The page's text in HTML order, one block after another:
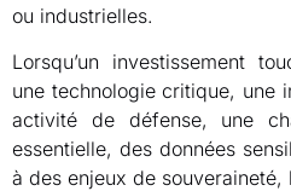
ou industrielles.
Lorsqu’un investissement
une technologie critique, une
activité de défense, une
essentielle, des données
à des enjeux de